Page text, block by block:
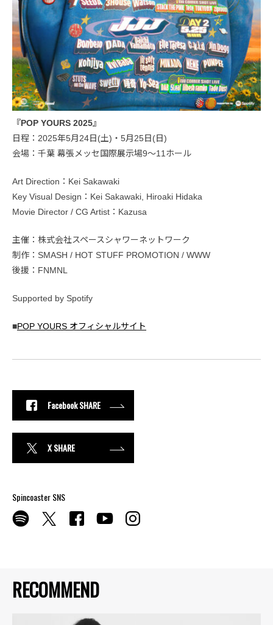
RECOMMEND
『POP YOURS 2025』
日程：2025年5月24日(土)・5月25日(日)
会場：千葉 幕張メッセ国際展示場9〜11ホール
Art Direction：Kei Sakawaki
Key Visual Design：Kei Sakawaki, Hiroaki Hidaka
Movie Director / CG Artist：Kazusa
主催：株式会社スペースシャワーネットワーク
制作：SMASH / HOT STUFF PROMOTION / WWW
後援：FNMNL
Supported by Spotify
■POP YOURS オフィシャルサイト
Facebook SHARE
X SHARE
Spincoaster SNS